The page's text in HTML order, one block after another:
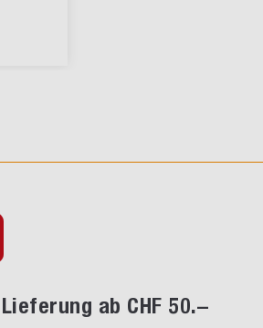
ab CHF 50.–